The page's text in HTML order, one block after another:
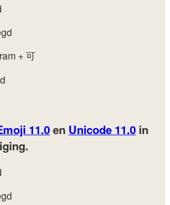
+ 可
11.0en Unicode 11.0 in